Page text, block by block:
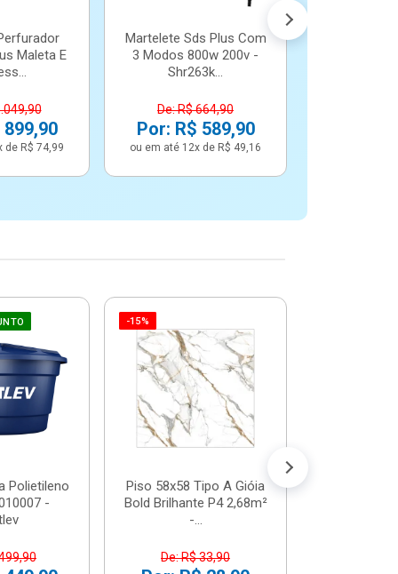
Maleta E
de R$ 74,99
Martelete Sds Plus Com
3 Modos 800w 200v -
Shr263k...
De: R$ 664,90
Por: R$ 589,90
ou em até 12x de R$ 49,16
Polietileno
-
-15%
Piso 58x58 Tipo A Gióia
Bold Brilhante P4 2,68m²
-...
De: R$ 33,90